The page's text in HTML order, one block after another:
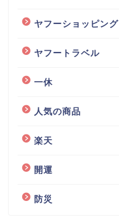
ヤフーショッピング
ヤフートラベル
一休
人気の商品
楽天
開運
防災